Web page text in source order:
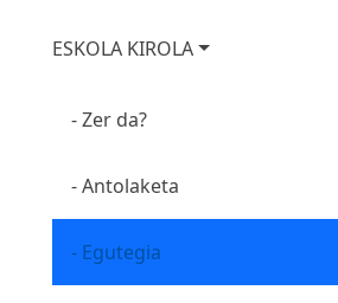
ESKOLA KIROLA
Zer da?
Antolaketa
Egutegia